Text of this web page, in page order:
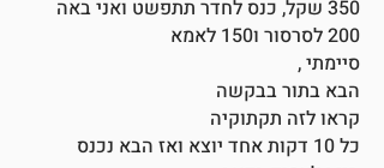
350 שקל, כנס לחדר תתפשט ואני באה
200 לסרסור ו150 לאמא
סיימתי ,
הבא בתור בבקשה
קראו לזה תקתוקיה
כל 10 דקות אחד יוצא ואז הבא נכנס